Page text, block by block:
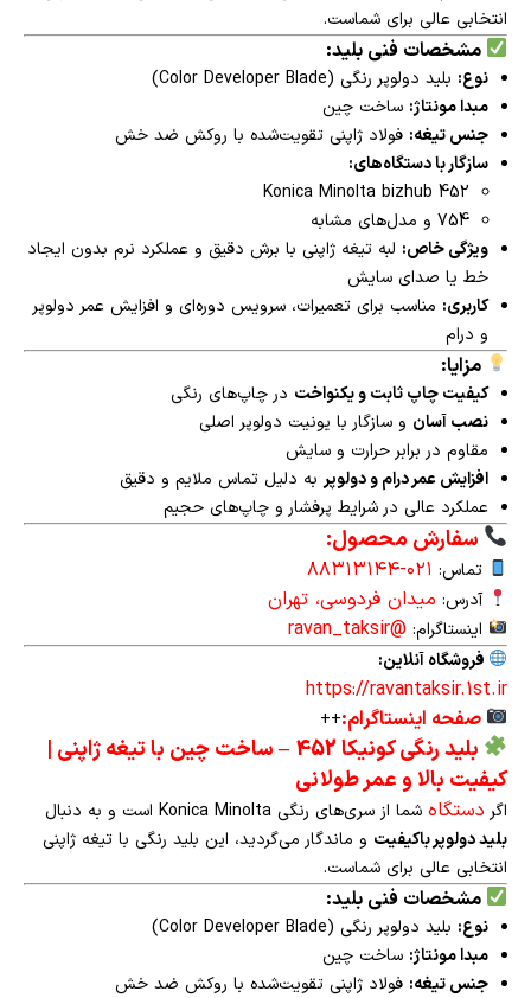
انتخابی عالی برای شماست.
مشخصات فنی بلید:
نوع: بلید دولوپر رنگی (Color Developer Blade)
مبدا مونتاژ: ساخت چین
جنس تیغه: فولاد ژاپنی تقویت‌شده با روکش ضد خش
سازگار با دستگاه‌های:
Konica Minolta bizhub 452
754 و مدل‌های مشابه
ویژگی خاص: لبه تیغه ژاپنی با برش دقیق و عملکرد نرم بدون ایجاد
خط یا صدای سایش
کاربری: مناسب برای تعمیرات، سرویس دوره‌ای و افزایش عمر دولوپر
و درام
مزایا:
کیفیت چاپ ثابت و یکنواخت در چاپ‌های رنگی
نصب آسان و سازگار با یونیت دولوپر اصلی
مقاوم در برابر حرارت و سایش
افزایش عمر درام و دولوپر به دلیل تماس ملایم و دقیق
عملکرد عالی در شرایط پرفشار و چاپ‌های حجیم
سفارش محصول:
تماس: ۰۲۱-۸۸۳۱۳۱۴۴
آدرس: میدان فردوسی، تهران
اینستاگرام: @ravan_taksir
فروشگاه آنلاین:
https://ravantaksir.1st.ir
صفحه اینستاگرام:++
بلید رنگی کونیکا 452 –ساخت چین با تیغه ژاپنی |
کیفیت بالا و عمر طولانی
اگر دستگاه شما از سری‌های رنگی Konica Minolta است و به دنبال
بلید دولوپر باکیفیت و ماندگار می‌گردید، این بلید رنگی با تیغه ژاپنی
انتخابی عالی برای شماست.
مشخصات فنی بلید:
نوع: بلید دولوپر رنگی (Color Developer Blade)
مبدا مونتاژ: ساخت چین
جنس تیغه: فولاد ژاپنی تقویت‌شده با روکش ضد خش